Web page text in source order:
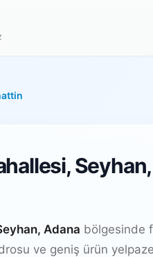
Adana bölgesinde
ve geniş ürün